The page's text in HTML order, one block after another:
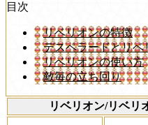
目次
リベリオンの特徴
デスペラードとリベ
リベリオンの使い方
敵毎の立ち回り
リベリオン/リベリ